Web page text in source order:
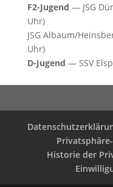
F2-Jugend — JSG
Uhr)
JSG Albaum/
Uhr)
D-Jugend — SSV
Historie der